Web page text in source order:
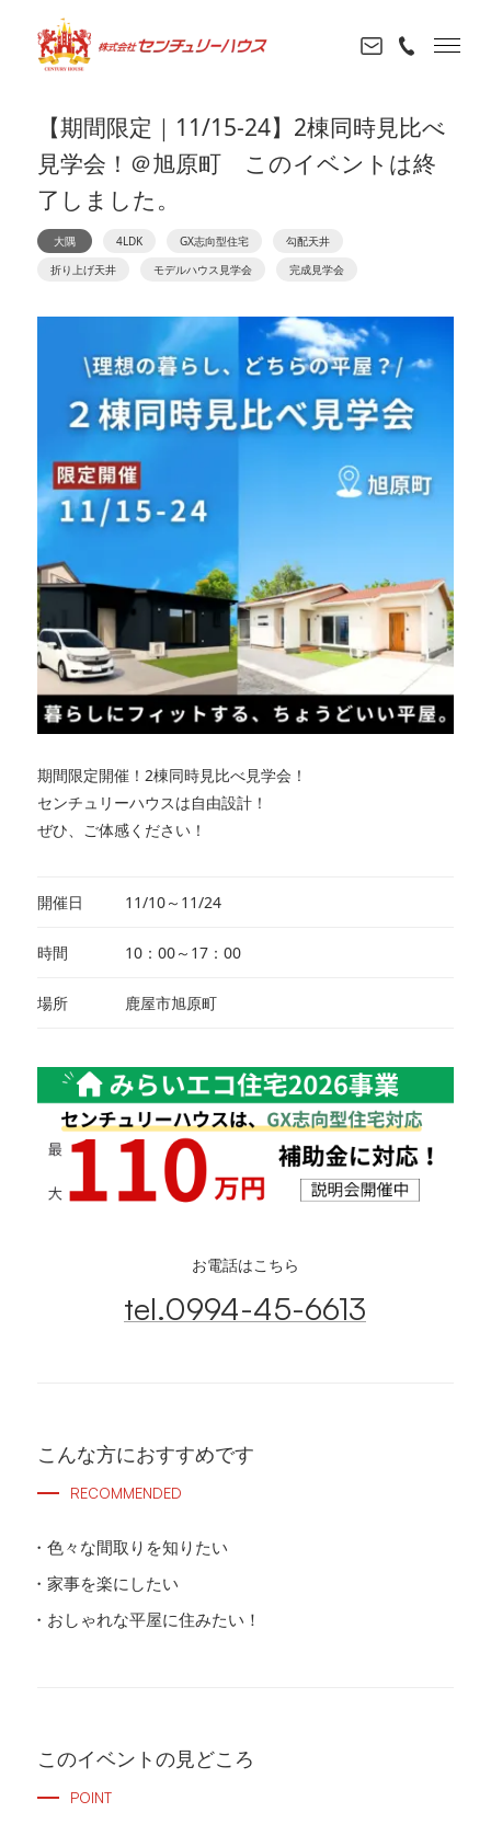
【期間限定｜11/15-24】2棟同時見比べ
見学会！＠旭原町 このイベントは終
了しました。
大隅 4LDK GX志向型住宅
勾配天井
折り上げ天井
モデルハウス見学会 完成見学会
期間限定開催！2棟同時見比べ見学会！
センチュリーハウスは自由設計！
ぜひ、ご体感ください！
開催日 11/10～11/24
時間 10：00～17：00
場所 鹿屋市旭原町
お電話はこちら
tel.0994-45-6613
こんな方におすすめです
RECOMMENDED
色々な間取りを知りたい
家事を楽にしたい
おしゃれな平屋に住みたい！
このイベントの見どころ
POINT